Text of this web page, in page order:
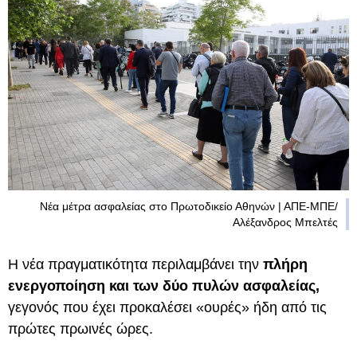
Νέα μέτρα ασφαλείας στο Πρωτοδικείο Αθηνών | ΑΠΕ-ΜΠΕ/
Αλέξανδρος Μπελτές
Η νέα πραγματικότητα περιλαμβάνει την πλήρη
ενεργοποίηση και των δύο πυλών ασφαλείας,
γεγονός που έχει προκαλέσει «ουρές» ήδη από τις
πρώτες πρωινές ώρες.